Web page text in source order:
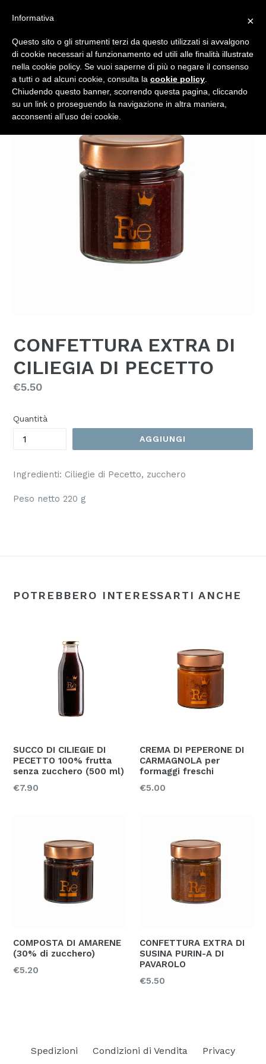
CONFETTURA EXTRA DI
CILIEGIA DI PECETTO
Prezzo
€5.50
Quantità
AGGIUNGI
Ingredienti: Ciliegie di Pecetto, zucchero
Peso netto 220 g
POTREBBERO INTERESSARTI ANCHE
SUCCO DI CILIEGIE DI
PECETTO 100% frutta
senza zucchero (500 ml)
Prezzo
€7.90
CREMA DI PEPERONE DI
CARMAGNOLA per
formaggi freschi
Prezzo
€5.00
COMPOSTA DI AMARENE
(30% di zucchero)
Prezzo
€5.20
CONFETTURA EXTRA DI
SUSINA PURIN-A DI
PAVAROLO
Prezzo
€5.50
Spedizioni Condizioni di Vendita Privacy
×
Informativa
Questo sito o gli strumenti terzi da questo utilizzati si avvalgono
di cookie necessari al funzionamento ed utili alle finalità illustrate
nella cookie policy. Se vuoi saperne di più o negare il consenso
a tutti o ad alcuni cookie, consulta la cookie policy.
Chiudendo questo banner, scorrendo questa pagina, cliccando
su un link o proseguendo la navigazione in altra maniera,
acconsenti all’uso dei cookie.